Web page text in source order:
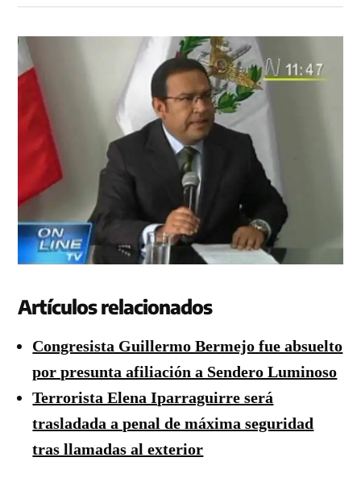
Artículos relacionados
Congresista Guillermo Bermejo fue absuelto
por presunta afiliación a Sendero Luminoso
Terrorista Elena Iparraguirre será
trasladada a penal de máxima seguridad
tras llamadas al exterior